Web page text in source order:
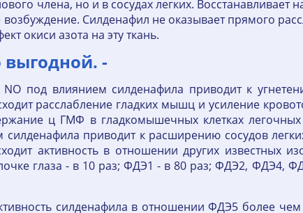
члена, но и в сосудах легких. Восстанавливает
Силденафил не оказывает прямого
окиси азота на эту ткань.
выгодной. -
под влиянием силденафила приводит к
расслабление гладких мышц и усиление
ц ГМФ в гладкомышечных клетках
приводит к расширению сосудов
активность в отношении других известных
глаза - в 10 раз; ФДЭ1 - в 80 раз; ФДЭ2, ФДЭ4,
силденафила в отношении ФДЭ5 более чем